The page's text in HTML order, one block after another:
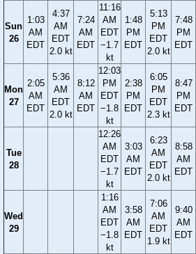
Sun
26
1:03
AM
EDT
4:37
AM
EDT
2.0 kt
7:24
AM
EDT
11:16
AM
EDT
−1.7
kt
1:48
PM
EDT
5:13
PM
EDT
2.0 kt
7:48
PM
EDT
Mon
27
2:05
AM
EDT
5:36
AM
EDT
2.0 kt
8:12
AM
EDT
12:03
PM
EDT
−1.8
kt
2:38
PM
EDT
6:05
PM
EDT
2.3 kt
8:47
PM
EDT
Tue
28
12:26
AM
EDT
−1.7
kt
3:03
AM
EDT
6:23
AM
EDT
2.0 kt
8:58
AM
EDT
Wed
29
1:16
AM
EDT
−1.8
kt
3:58
AM
EDT
7:06
AM
EDT
1.9 kt
9:40
AM
EDT